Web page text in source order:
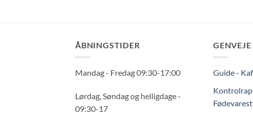
ÅBNINGSTIDER
Mandag - Fredag 09:30-17:00
Lørdag, Søndag og helligdage -
09:30-17
GENVEJE
Guide -